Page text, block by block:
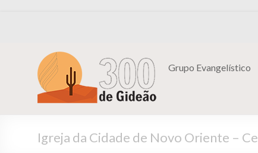
Grupo Evangelístico
Igreja da Cidade de Novo Oriente – Ce